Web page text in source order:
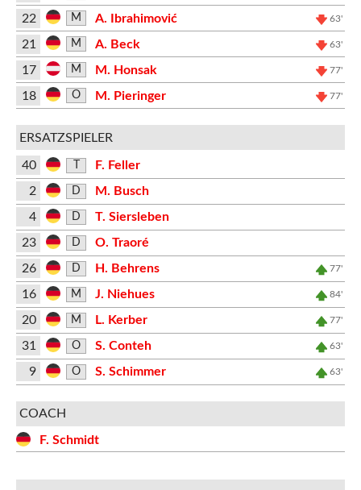
22
M A. Ibrahimović 63'
21 M A. Beck 63'
17 M M. Honsak 77'
18 O M. Pieringer 77'
ERSATZSPIELER
40
F. Feller
2
D
M. Busch
4
D
T. Siersleben
23
D
O. Traoré
26
D H. Behrens 77'
16 M J. Niehues 84'
20 M L. Kerber 77'
31 O S. Conteh 63'
9 O S. Schimmer 63'
COACH
F. Schmidt